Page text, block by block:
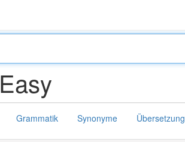
Easy
Grammatik Synonyme Übersetzung